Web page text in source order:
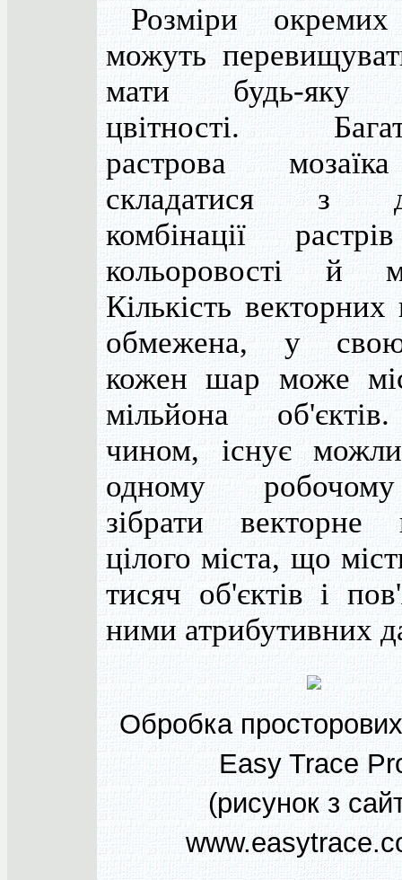
Розміри окремих
можуть
мати будь-яку
цвітності.
растрова
складатися з
комбінації
кольоровості й
Кількість
обмежена, у
кожен шар може
мільйона
чином, існує
одному
зібрати векторне
цілого міста, що
тисяч об'єктів і
ними атрибутивних
Обробка
Easy Trace
(рисунок з